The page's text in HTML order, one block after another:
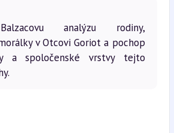
analýzu rodiny,
v Otcovi Goriot a pochop
a spoločenské vrstvy tejto